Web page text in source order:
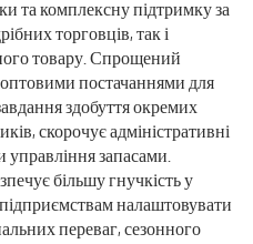
та комплексну підтримку за
торговців, так і
товару. Спрощений
оптовими постачаннями для
здобуття окремих
скорочує адміністративні
запасами.
більшу гнучкість у
налаштовувати
переваг, сезонного